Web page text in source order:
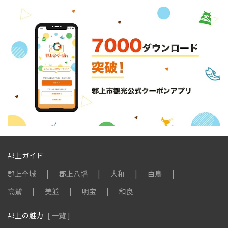
郡上ガイド
郡上全域
郡上八幡 大和
白鳥
高鷲
美並 明宝 和良
郡上の魅力 [ 一覧 ]